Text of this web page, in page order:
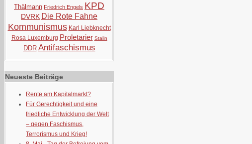
Thälmann Friedrich Engels KPD
DVRK Die Rote Fahne
Kommunismus Karl Liebknecht
Rosa Luxemburg Proletarier Stalin
DDR Antifaschismus
Neueste Beiträge
Rente am Kapitalmarkt?
Für Gerechtigkeit und eine
friedliche Entwicklung der Welt
– gegen Faschismus,
Terrorismus und Krieg!